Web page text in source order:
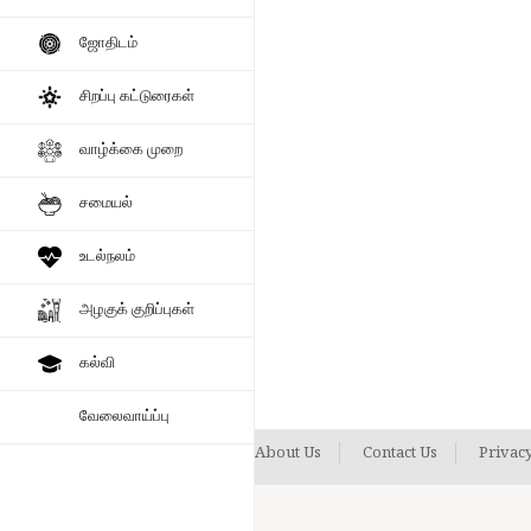
ஜோதிடம்
சிறப்பு கட்டுரைகள்
வாழ்க்கை முறை
சமையல்
உடல்நலம்
அழகுக் குறிப்புகள்
கல்வி
வேலைவாய்ப்பு
About Us Contact Us